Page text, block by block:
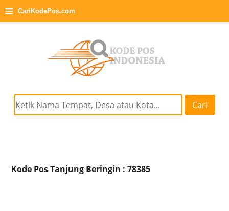
≡ CariKodePos.com
Cari
Kode Pos Tanjung Beringin : 78385